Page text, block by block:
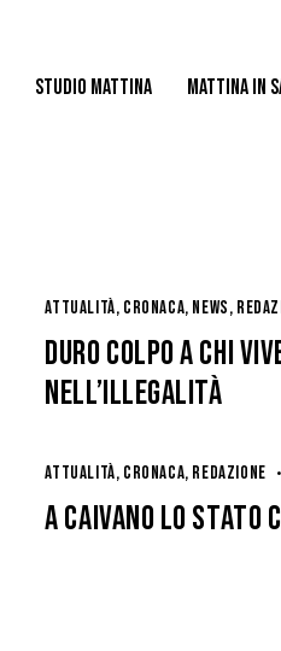
STUDIO MATTINA MATTINA IN
ATTUALITÀ, CRONACA, NEWS,
DURO COLPO A CHI
NELL’ILLEGALITÀ
ATTUALITÀ, CRONACA, REDAZIONE
A CAIVANO LO STATO